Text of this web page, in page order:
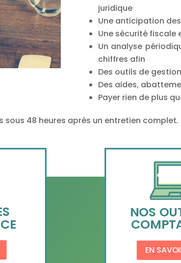
juridique
Une anticipation
Une sécurité fiscale
Un analyse
chiffres afin
Des outils de
Des aides,
Payer rien de plus
48 heures après un entretien complet.
NOS
EN